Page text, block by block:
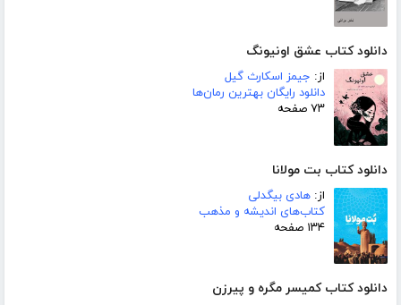
دانلود کتاب عشق اونیونگ
از: جیمز اسکارث گیل
دانلود رایگان بهترین رمان‌ها
۷۳ صفحه
دانلود کتاب بت مولانا
از: هادی بیگدلی
کتاب‌های اندیشه و مذهب
۱۳۴ صفحه
دانلود کتاب کمیسر مگره و پیرزن